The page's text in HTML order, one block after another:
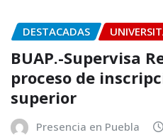
DESTACADAS
BUAP.-Supervisa
proceso de
superior
Presencia en Puebla